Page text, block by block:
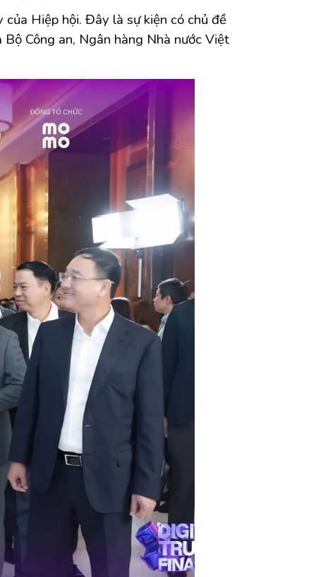
Hiệp hội. Đây là sự kiện có chủ đề
Công an, Ngân hàng Nhà nước Việt